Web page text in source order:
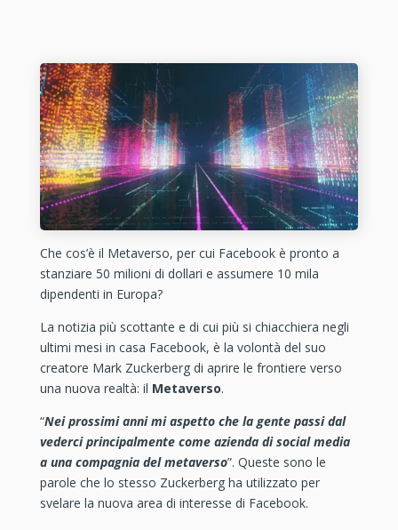
Che cos’è il Metaverso, per cui Facebook è pronto a
stanziare 50 milioni di dollari e assumere 10 mila
dipendenti in Europa?
La notizia più scottante e di cui più si chiacchiera negli
ultimi mesi in casa Facebook, è la volontà del suo
creatore Mark Zuckerberg di aprire le frontiere verso
una nuova realtà: il Metaverso.
“Nei prossimi anni mi aspetto che la gente passi dal
vederci principalmente come azienda di social media
a una compagnia del metaverso”. Queste sono le
parole che lo stesso Zuckerberg ha utilizzato per
svelare la nuova area di interesse di Facebook.